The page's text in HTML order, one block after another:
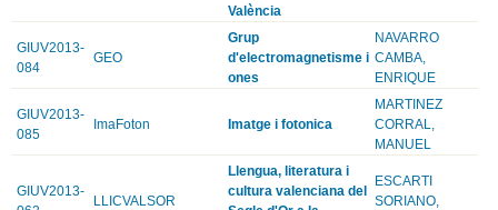
València
GIUV2013-
084
GEO
Grup
d'electromagnetisme i
ones
NAVARRO
CAMBA,
ENRIQUE
GIUV2013-
085
ImaFoton Imatge i fotonica
MARTINEZ
CORRAL,
MANUEL
GIUV2013-
LLICVALSOR
Llengua, literatura i
cultura valenciana del
ESCARTI
SORIANO,